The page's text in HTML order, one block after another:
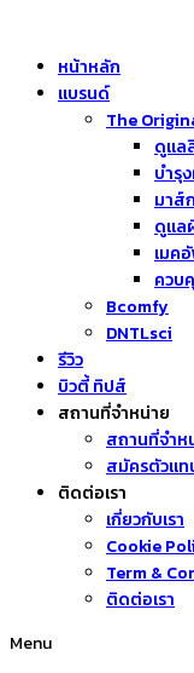
หน้าหลัก
แบรนด์
The
ดูแล
บำรุ
มาส์ก
ดูแล
เมค
ควบ
Bcomfy
DNTLsci
รีวิว
บิวตี้ ทิปส์
สถานที่จำหน่าย
สถานที่จำห
สมัครตัวแท
ติดต่อเรา
เกี่ยวกับเรา
Cookie
Term &
ติดต่อเรา
Menu